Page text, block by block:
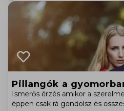
Pillangók a
Ismerős érzés amikor a
éppen csak rá gondolsz és